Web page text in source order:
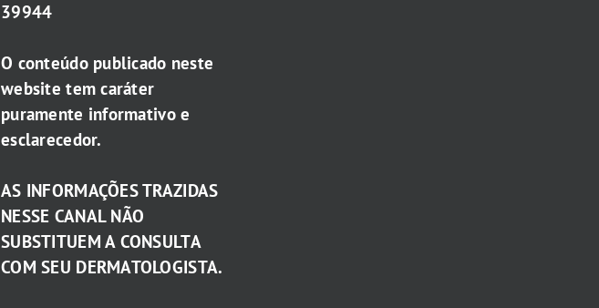
39944
O conteúdo publicado neste
website tem caráter
puramente informativo e
esclarecedor.
AS INFORMAÇÕES TRAZIDAS
NESSE CANAL NÃO
SUBSTITUEM A CONSULTA
COM SEU DERMATOLOGISTA.